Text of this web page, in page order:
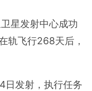
星发射中心成功
轨飞行268天后，
日发射，执行任务